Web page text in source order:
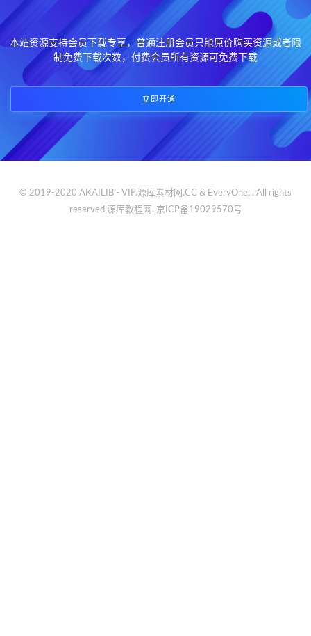
本站资源支持会员下载专享，普通注册会员只能原价购买资源或者限
制免费下载次数，付费会员所有资源可免费下载
立即开通
© 2019-2020 AKAILIB - VIP.源库素材网.CC & EveryOne. . All rights
reserved 源库教程网. 京ICP备19029570号